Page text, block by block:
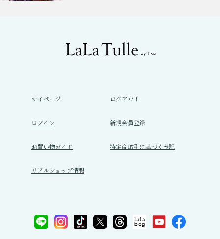
マイページ ログアウト
ログイン 新規会員登録
お買い物ガイド 特定商取引に基づく表記
リアルショップ情報